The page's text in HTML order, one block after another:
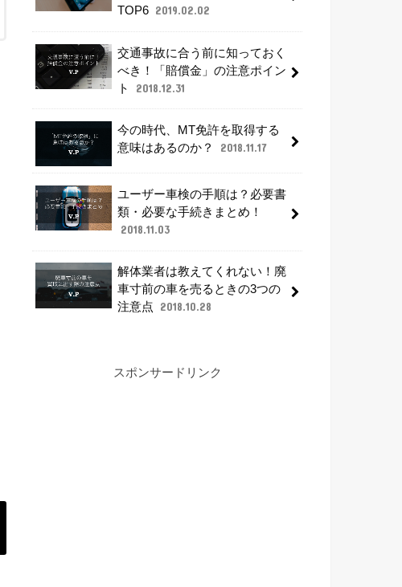
TOP6 2019.02.02
交通事故に合う前に知っておく
べき！「賠償金」の注意ポイン
ト
2018.12.31
今の時代、MT免許を取得する
意味はあるのか？
2018.11.17
ユーザー車検の手順は？必要書
類・必要な手続きまとめ！
2018.11.03
解体業者は教えてくれない！廃
車寸前の車を売るときの3つの
注意点
2018.10.28
スポンサードリンク